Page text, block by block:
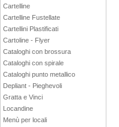
Cartelline
Cartelline Fustellate
Cartellini Plastificati
Cartoline - Flyer
Cataloghi con brossura
Cataloghi con spirale
Cataloghi punto metallico
Depliant - Pieghevoli
Gratta e Vinci
Locandine
Menù per locali